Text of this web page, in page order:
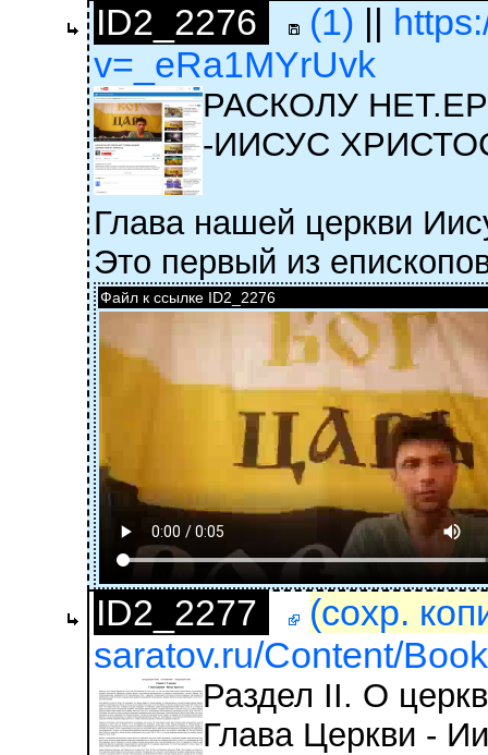
ID2_2276 (1) ||
v=_eRa1MYrUvk
РАСКОЛУ
-ИИСУС
Глава нашей церкви
Это первый из
Файл к ссылке ID2_2276
ID2_2277
(сохр.
saratov.ru/Content/
Раздел II. О
Глава Церкви -